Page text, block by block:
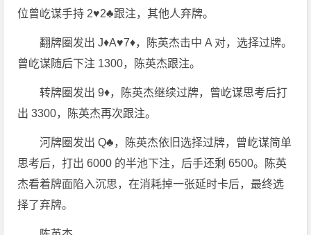
位曾屹谋手持 2♥2♣跟注，其他人弃牌。
翻牌圈发出 J♦A♥7♦，陈英杰击中 A 对，选择过牌。
曾屹谋随后下注 1300，陈英杰跟注。
转牌圈发出 9♦，陈英杰继续过牌，曾屹谋思考后打
出 3300，陈英杰再次跟注。
河牌圈发出 Q♣，陈英杰依旧选择过牌，曾屹谋简单
思考后，打出 6000 的半池下注，后手还剩 6500。陈英
杰看着牌面陷入沉思，在消耗掉一张延时卡后，最终选
择了弃牌。